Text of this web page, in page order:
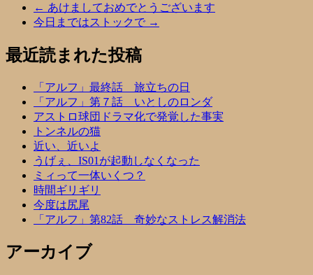
← あけましておめでとうございます
今日まではストックで →
最近読まれた投稿
「アルフ」最終話 旅立ちの日
「アルフ」第７話 いとしのロンダ
アストロ球団ドラマ化で発覚した事実
トンネルの猫
近い、近いよ
うげぇ、IS01が起動しなくなった
ミィって一体いくつ？
時間ギリギリ
今度は尻尾
「アルフ」第82話 奇妙なストレス解消法
アーカイブ